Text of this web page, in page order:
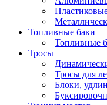
Топливные баки
Топливные
Тросы
Тросы для
Блоки,